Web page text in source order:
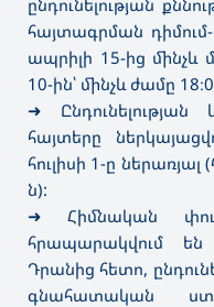
հայտագրման դիմում-
ապրիլի 15-ից մինչև
10-ին՝ մինչև ժամը
➜
հայտերը
հուլիսի 1-ը ներառյալ
ն):
➜Հիմնական
հրապարակվում են
Դրանից հետո,
գնահատական